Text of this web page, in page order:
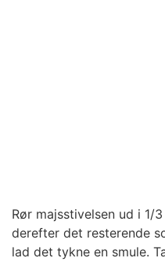
Rør majsstivelsen ud i
derefter det resterende
lad det tykne en smule.